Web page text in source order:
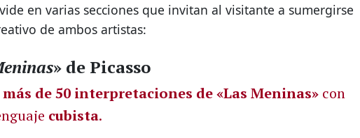
en varias secciones que invitan al visitante a sumergirse
de ambos artistas:
» de Picasso
de 50 interpretaciones de «Las Meninas» con
cubista.